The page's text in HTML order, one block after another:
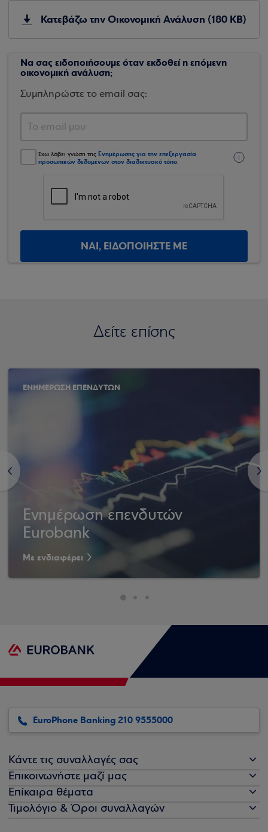
Κατεβάζω την Οικονομική Ανάλυση (180 KB)
Να σας ειδοποιήσουμε όταν εκδοθεί η επόμενη
οικονομική ανάλυση;
Συμπληρώστε το email σας:
Έχω λάβει γνώση της Ενημέρωσης για την επεξεργασία
προσωπικών δεδομένων στον διαδικτυακό τόπο.
ΝΑΙ, ΕΙΔΟΠΟΙΗΣΤΕ ΜΕ
Δείτε επίσης
<
ΕΝΗΜΕΡΩΣΗ ΕΠΕΝΔΥΤΩΝ
Ενημέρωση επενδυτών
Eurobank
Με ενδιαφέρει
>
EuroPhone Banking 210 9555000
Κάντε τις συναλλαγές σας
Επικοινωνήστε μαζί μας
Επίκαιρα θέματα
Τιμολόγιο & Όροι συναλλαγών